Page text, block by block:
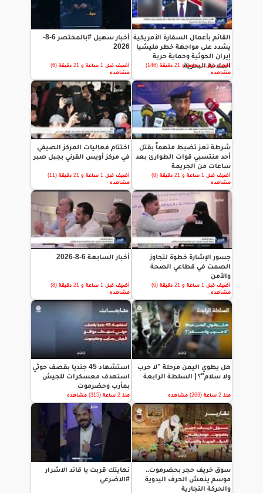
القائم بأعمال السفارة الأمريكية
يشدد على مواجهة خطر مليشيا
إيران الحوثية وحماية حرية
الملاحة البحرية
أضيف قبل 1 ساعة و 21 دقيقة (146)
مشاهده
أخبار سهيل #بالمختصر 6-8-
2026
أضيف قبل 1 ساعة و 21 دقيقة (6)
مشاهده
شرطة تعز تضبط متهماً بقتل
أحد منتسبي قوات الطوارئ بعد
ساعات من الجريمة
أضيف قبل 1 ساعة و 21 دقيقة (8)
مشاهده
اختتام فعاليات المركز الصيفي
في مركز أويس القرني بجبل صبر
أضيف قبل 1 ساعة و 21 دقيقة (11)
مشاهده
جسور الإشارة خطوة لتجاوز
الصمت في قطاعي الصحة
والأمن
أضيف قبل 1 ساعة و 21 دقيقة (6)
مشاهده
أخبار السابعة 6-8-2026
أضيف قبل 1 ساعة و 21 دقيقة (8)
مشاهده
هل يطوي اليمن مرحلة "لا حرب
ولا سلام"؟ | السلطة الرابعة
منذ 2 ساعة (263) مشاهده
استشهاد 45 جنديا بقصف حوثي
استهدف معسكرات للجيش
بمأرب وحضرموت
منذ 2 ساعة (315) مشاهده
سوق خريف حجر بحضرموت..
موسم ينعش الحرف اليدوية
والحركة التجارية
نهايتك قربت يا قائد الاشرار
#الاضرعي